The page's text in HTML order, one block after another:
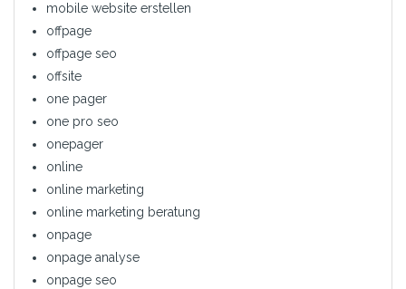
mobile website erstellen
offpage
offpage seo
offsite
one pager
one pro seo
onepager
online
online marketing
online marketing beratung
onpage
onpage analyse
onpage seo